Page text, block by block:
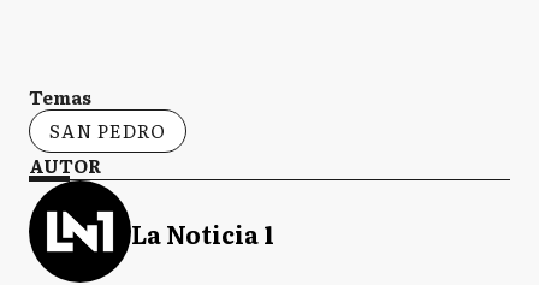
Temas
SAN PEDRO
AUTOR
La Noticia 1